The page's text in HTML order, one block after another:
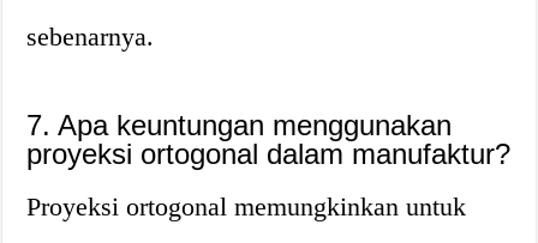
sebenarnya.
7. Apa keuntungan menggunakan
proyeksi ortogonal dalam manufaktur?
Proyeksi ortogonal memungkinkan untuk